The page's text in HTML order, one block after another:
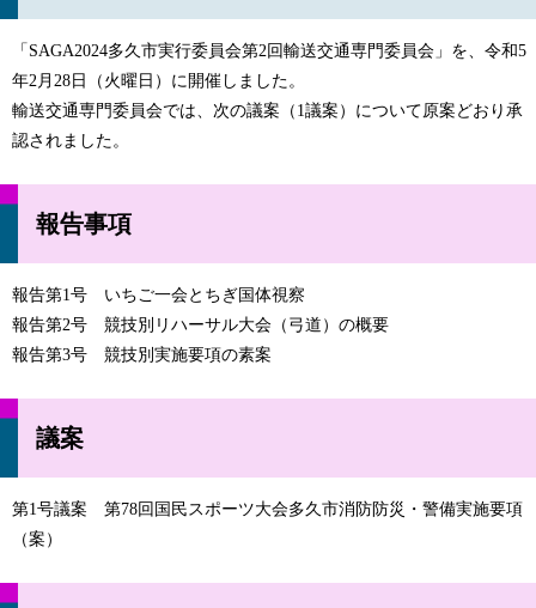
「SAGA2024多久市実行委員会第2回輸送交通専門委員会」を、令和5
年2月28日（火曜日）に開催しました。
輸送交通専門委員会では、次の議案（1議案）について原案どおり承
認されました。
報告事項
報告第1号 いちご一会とちぎ国体視察
報告第2号 競技別リハーサル大会（弓道）の概要
報告第3号 競技別実施要項の素案
議案
第1号議案 第78回国民スポーツ大会多久市消防防災・警備実施要項
（案）